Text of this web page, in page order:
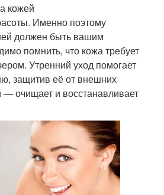
кожей
Именно поэтому
должен быть вашим
помнить, что кожа требует
Утренний уход помогает
защитив её от внешних
очищает и восстанавливает